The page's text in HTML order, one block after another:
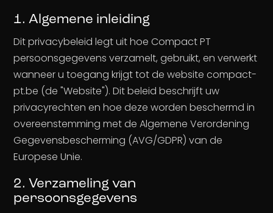
1. Algemene inleiding
Dit privacybeleid legt uit hoe Compact PT
persoonsgegevens verzamelt, gebruikt, en verwerkt
wanneer u toegang krijgt tot de website compact-
pt.be (de "Website"). Dit beleid beschrijft uw
privacyrechten en hoe deze worden beschermd in
overeenstemming met de Algemene Verordening
Gegevensbescherming (AVG/GDPR) van de
Europese Unie.
2. Verzameling van
persoonsgegevens